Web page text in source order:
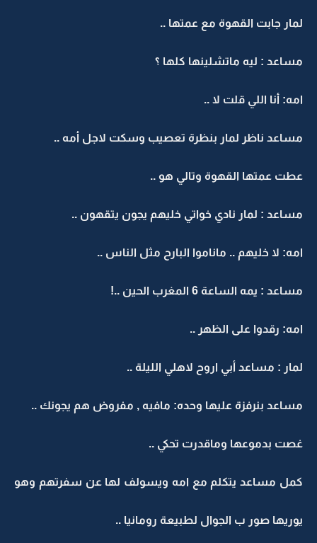
لمار جابت القهوة مع عمتها ..
مساعد : ليه ماتشلينها كلها ؟
امه: أنا اللي قلت لا ..
مساعد ناظر لمار بنظرة تعصيب وسكت لاجل أمه ..
عطت عمتها القهوة وتالي هو ..
مساعد : لمار نادي خواتي خليهم يجون يتقهون ..
امه: لا خليهم .. ماناموا البارح مثل الناس ..
مساعد : يمه الساعة 6 المغرب الحين ..!
امه: رقدوا على الظهر ..
لمار : مساعد أبي اروح لاهلي الليلة ..
مساعد بنرفزة عليها وحده: مافيه , مفروض هم يجونك ..
غصت بدموعها وماقدرت تحكي ..
كمل مساعد يتكلم مع امه ويسولف لها عن سفرتهم وهو
يوريها صور ب الجوال لطبيعة رومانيا ..